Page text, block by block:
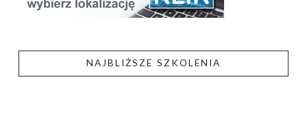
NAJBLIŻSZE SZKOLENIA